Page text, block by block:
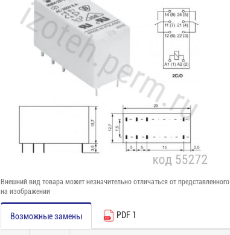
Внешний вид товара может незначительно отличаться от представленного
на изображении
Возможные замены PDF 1